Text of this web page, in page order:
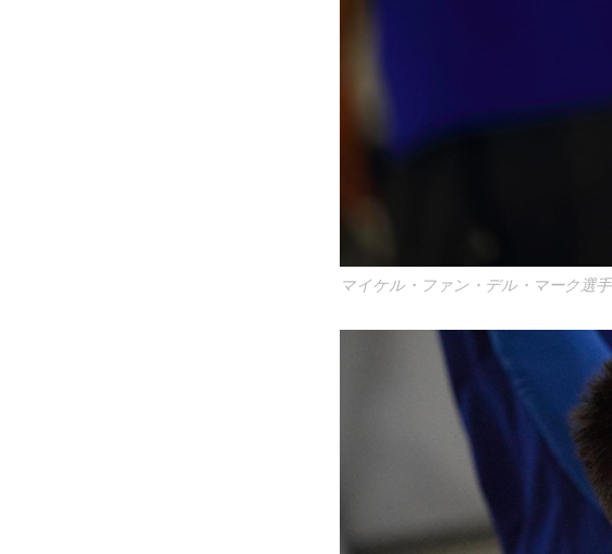
マイケル・ファン・デル・マーク選手